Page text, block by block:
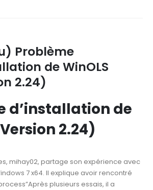
Problème
de WinOLS
2.24)
d’installation de
2.24)
mihay02, partage son expérience avec
7 x64. Il explique avoir rencontré
plusieurs essais, il a